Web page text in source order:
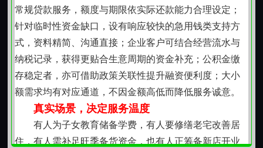
乌鲁木齐市正常连续缴存公积金的职工，其长期稳
定的缴存行为本身即反映良好职业状态与收入基础。据
此可获得与其缴存水平、账户余额及工作年限相匹配的
资金支持方案，体现制度性保障对个人财务韧性的正向
作用。
所有服务均建立在真实交易背景与充分沟通基础
上，坚持审慎评估、合理授信、用途可控的原则。不夸
大能力，不回避责任，不简化风险提示。每一笔资金安
排，都力求与申请人的现实处境、收入节奏和生活目标
常规贷款服务，额度与期限依实际还款能力合理设定；
针对临时性资金缺口，设有响应较快的急用钱类支持方
式，资料精简、沟通直接；企业客户可结合经营流水与
纳税记录，获得更贴合生意周期的资金补充；公积金缴
存稳定者，亦可借助政策关联性提升融资便利度；大小
额需求均有对应通道，不因金额高低而降低服务诚意。
真实场景，决定服务温度
有人为子女教育储备学费，有人要修缮老宅改善居
住，有人需补足旺季备货资金，也有人正筹备新店开业